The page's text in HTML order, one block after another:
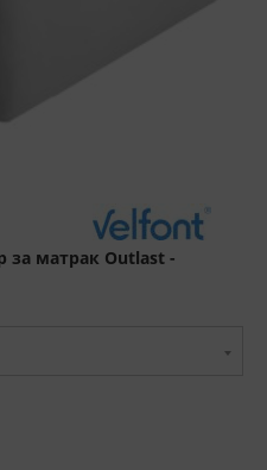
за матрак Outlast -